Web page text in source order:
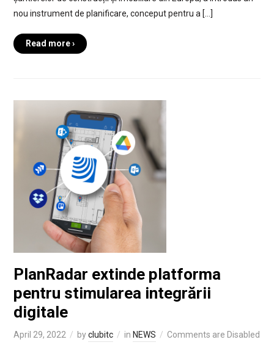
nou instrument de planificare, conceput pentru a […]
Read more ›
PlanRadar extinde platforma
pentru stimularea integrării
digitale
April 29, 2022 byclubitc in NEWS Comments are Disabled